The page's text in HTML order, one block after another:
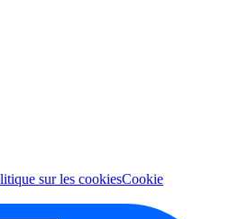
sur les cookiesCookie